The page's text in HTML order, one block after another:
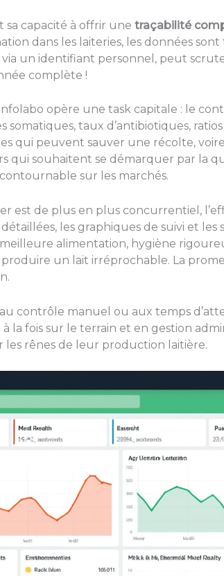
sa capacité à offrir une traçabilité
dans les laiteries, les données
un identifiant personnel, peut
complète !
opère une task capitale : le
somatiques, taux d’antibiotiques,
qui peuvent sauver une récolte,
qui souhaitent se démarquer par la
sur les marchés.
est de plus en plus concurrentiel,
les graphiques de suivi et
meilleure alimentation, hygiène
un lait irréprochable. La
contrôle manuel ou aux temps
la fois sur le terrain et en gestion
rênes de leur production laitière.